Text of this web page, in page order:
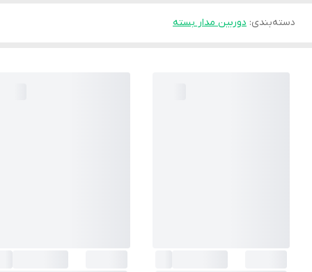
دسته‌بندی: دوربین مدار بسته